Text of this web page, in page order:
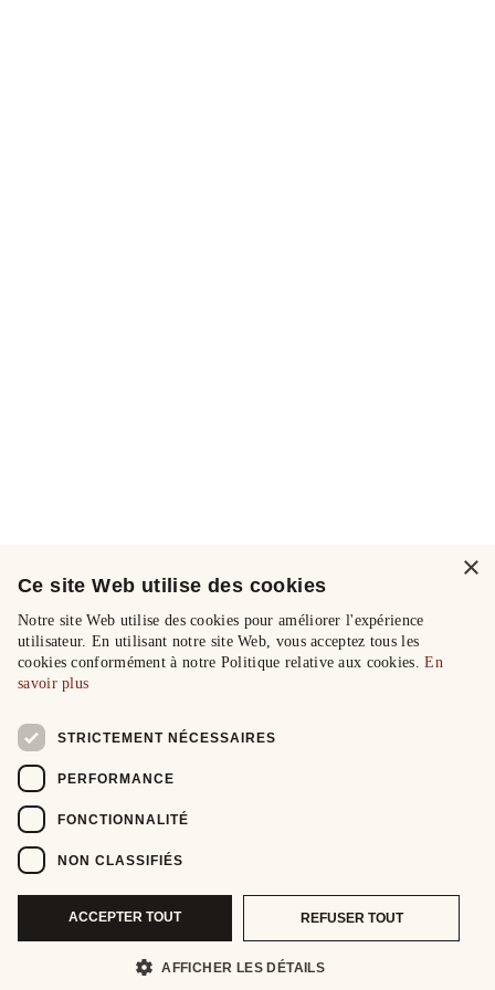
×
Ce site Web utilise des cookies
Notre site Web utilise des cookies pour améliorer l'expérience
utilisateur. En utilisant notre site Web, vous acceptez tous les
cookies conformément à notre Politique relative aux cookies.En
savoir plus
STRICTEMENT NÉCESSAIRES
PERFORMANCE
FONCTIONNALITÉ
NON CLASSIFIÉS
ACCEPTER TOUT REFUSER TOUT
AFFICHER LES DÉTAILS